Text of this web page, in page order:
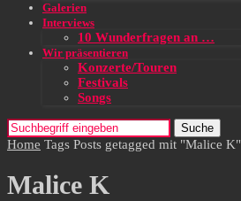
Galerien
Interviews
10 Wunderfragen an …
Wir präsentieren
Konzerte/Touren
Festivals
Songs
Suche
Home Tags Posts getagged mit "Malice K"
Malice K